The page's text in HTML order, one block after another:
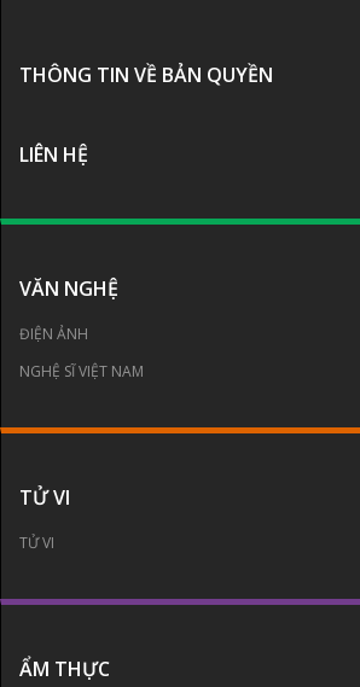
THÔNG TIN VỀ BẢN QUYỀN
LIÊN HỆ
VĂN NGHỆ
ĐIỆN ẢNH
NGHỆ SĨ VIỆT NAM
TỬ VI
TỬ VI
ẨM THỰC